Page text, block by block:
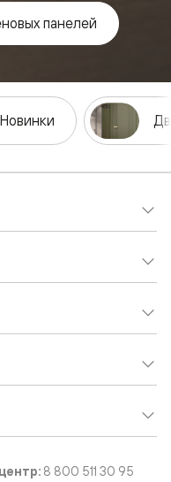
панелей
Новинки
8 800 511 30 95